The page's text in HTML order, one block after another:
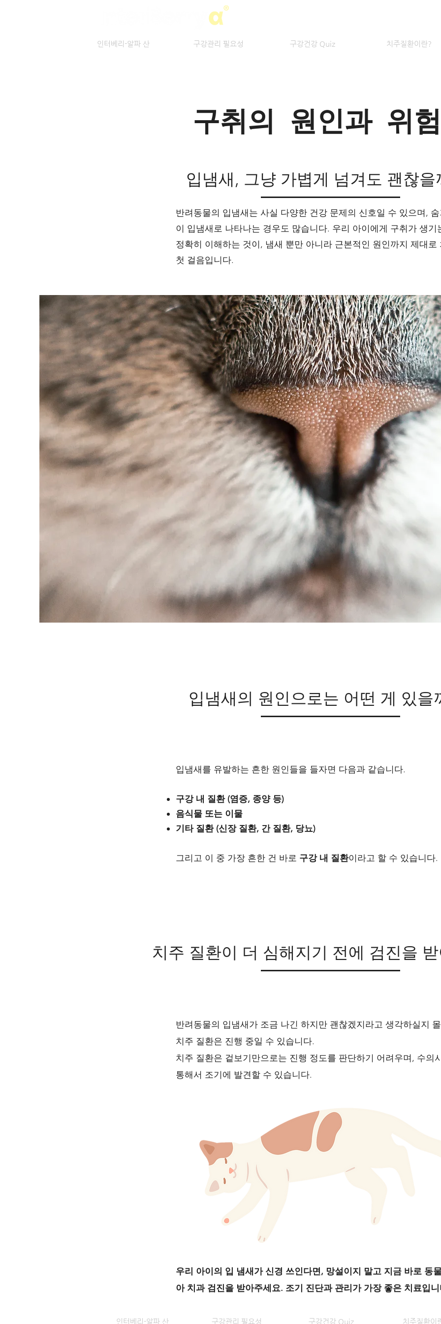
인터베리-알파 산 구강관리 필요성 구강건강 Quiz 치주질환이란?
구취의 원인과 위
입냄새, 그냥 가볍게 넘겨도 괜찮을
반려동물의 입냄새는 사실 다양한 건강 문제의 신호일 수 있으며,
이 입냄새로 나타나는 경우도 많습니다. 우리 아이에게 구취가 생기
정확히 이해하는 것이, 냄새 뿐만 아니라 근본적인 원인까지 제대로
첫 걸음입니다.
입냄새의 원인으로는 어떤 게 있을
입냄새를 유발하는 흔한 원인들을 들자면 다음과 같습니다.
구강 내 질환 (염증, 종양 등)
음식물 또는 이물
기타 질환 (신장 질환, 간 질환, 당뇨)
그리고 이 중 가장 흔한 건 바로 구강 내 질환이라고 할 수 있습니다.
치주 질환이 더 심해지기 전에 검진을
반려동물의 입냄새가 조금 나긴 하지만 괜찮겠지라고 생각하실지
치주 질환은 진행 중일 수 있습니다.
치주 질환은 겉보기만으로는 진행 정도를 판단하기 어려우며, 수의
통해서 조기에 발견할 수 있습니다.
우리 아이의 입 냄새가 신경 쓰인다면, 망설이지 말고 지금 바로 동
아 치과 검진을 받아주세요. 조기 진단과 관리가 가장 좋은 치료입
인터베리-알파 산 구강관리 필요성 구강건강 Quiz 치주질환이